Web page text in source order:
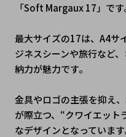
「Soft Margaux 17」です
最大サイズの17は、A4サ
ジネスシーンや旅行など
納力が魅力です。
金具やロゴの主張を抑え
が際立つ、“クワイエット
なデザインとなっています